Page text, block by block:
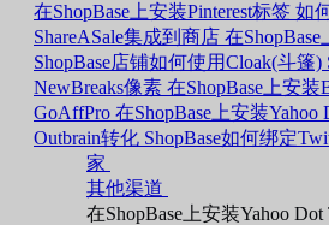
在ShopBase上安装Pinterest标签 如
ShareASale集成到商店 在ShopBase
ShopBase店铺如何使用Cloak(斗篷)
NewBreaks像素 在ShopBase上安
GoAffPro 在ShopBase上安装Yahoo
Outbrain转化 ShopBase如何绑定
家
其他渠道
在ShopBase上安装Yahoo Dot